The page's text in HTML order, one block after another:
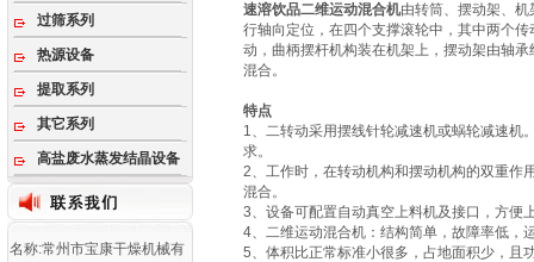
过筛系列
热源设备
提取系列
其它系列
高盐废水蒸发结晶设备
名称:常州市宝康干燥机械有
速溶饮品二维运动混合机由转筒、摆动架、机
行轴向定位，在四个支撑滚轮中，其中两个
动，曲柄摆杆机构装在机架上，摆动架由轴
混合。
特点
1、二转动采用摆线针轮减速机或蜗轮减速机
求。
2、工作时，在转动机构和摆动机构的双重作
混合。
3、设备可配置自动真空上料机及接口，方便
4、二维运动混合机：结构简单，故障率低，
5、体积比正常标准小很多，占地面积少，且